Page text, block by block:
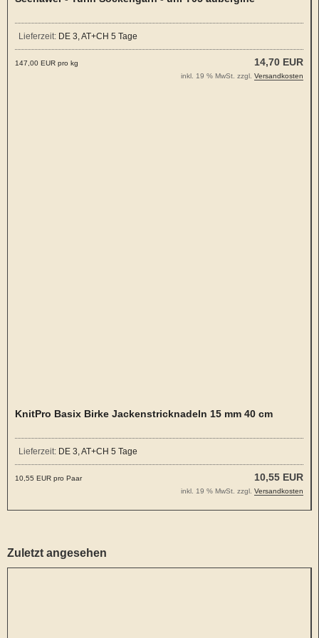
Lieferzeit: DE 3, AT+CH 5 Tage
14,70 EUR
147,00 EUR pro kg
inkl. 19 % MwSt. zzgl. Versandkosten
KnitPro Basix Birke Jackenstricknadeln 15 mm 40 cm
Lieferzeit: DE 3, AT+CH 5 Tage
10,55 EUR
10,55 EUR pro Paar
inkl. 19 % MwSt. zzgl. Versandkosten
Zuletzt angesehen